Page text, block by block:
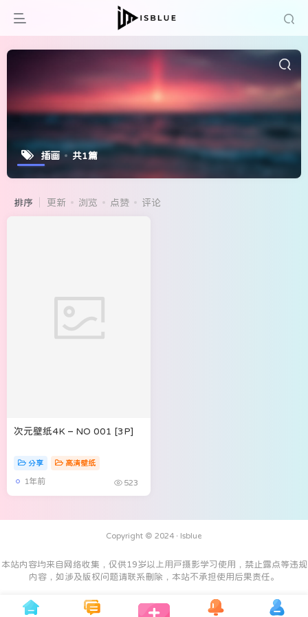
插画 共1篇
排序 更新 浏览 点赞 评论
次元壁纸4K – NO 001 [3P]
分享 高清壁纸
1年前 523
Copyright © 2024 · Isblue
本站内容均来自网络收集，仅供19岁以上用户摄影学习使用，禁止露点等违规
内容，如涉及版权问题请联系删除，本站不承担使用后果责任。